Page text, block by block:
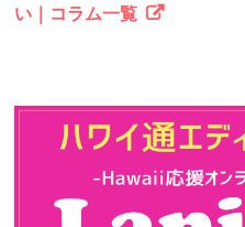
い｜コラム一覧